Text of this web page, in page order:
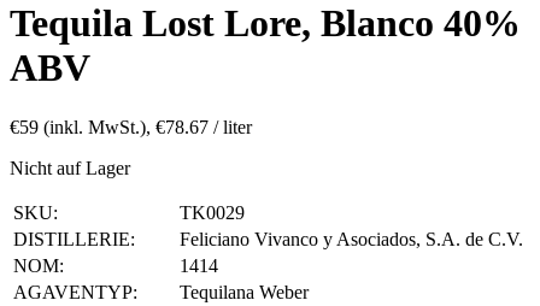
Tequila Lost Lore, Blanco 40%
ABV
€59 (inkl. MwSt.), €78.67 / liter
Nicht auf Lager
SKU:
TK0029
DISTILLERIE:
Feliciano Vivanco y Asociados, S.A. de C.V.
NOM:
1414
AGAVENTYP:
Tequilana Weber